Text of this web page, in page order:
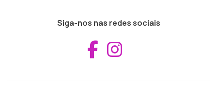
Siga-nos nas redes sociais
Aceder ao